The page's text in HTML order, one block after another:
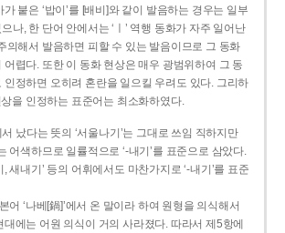
붙은 ‘밥이’를 [배비]와 같이 발음하는 경우는 일부
나, 한 단어 안에서는 ‘ㅣ’ 역행 동화가 자주 일어난
의해서 발음하면 피할 수 있는 발음이므로 그 동화
어렵다. 또한 이 동화 현상은 매우 광범위하여 그 동
인정하면 오히려 혼란을 일으킬 우려도 있다. 그리하
상을 인정하는 표준어는 최소화하였다.
났다는 뜻의 ‘서울나기’는 그대로 쓰임 직하지만
어색하므로 일률적으로 ‘-내기’를 표준으로 삼았다.
새내기’ 등의 어휘에서도 마찬가지로 ‘-내기’를 표준
어 ‘나베[鍋]’에서 온 말이라 하여 원형을 의식해서
대에는 어원 의식이 거의 사라졌다. 따라서 제5항에